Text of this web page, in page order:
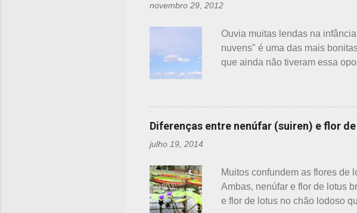
relativamente espaçoso. As
apresen...
novembro 29, 2012
Ouvia muitas lendas na
nuvens" é uma das mais
que ainda não tiveram essa
no mundo e muito triste, pois
para ajudá-lo nessa tarefa. Eis
chão. Sei percebeu que a
havia uma aranha suspensa
Diferenças entre nenúfar (suiren) e flor
julho 19, 2014
Muitos confundem as flores de
Ambas, nenúfar e flor de lotus
e flor de lotus no chão lodoso